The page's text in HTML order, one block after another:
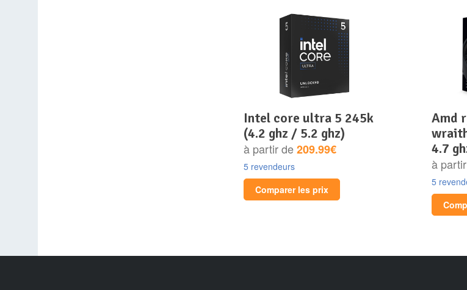
intel core ultra 5 245k
(4.2 ghz / 5.2 ghz)
à partir de209.99€
5 revendeurs
Comparer les prix
amd ryzen 5 5600xt
4.7
à
5